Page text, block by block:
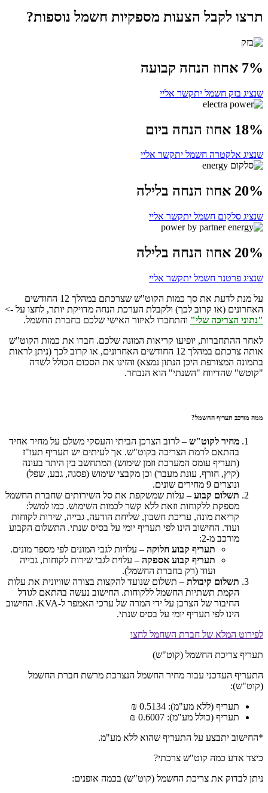
תרצו לקבל הצעות מספקיות חשמל נוספות?
7% אחוז הנחה קבועה
שנציג בזק חשמל יתקשר אליי
18% אחוז הנחה ביום
שנציג אלקטרה חשמל יתקשר אליי
20% אחוז הנחה בלילה
שנציג סלקום חשמל יתקשר אליי
20% אחוז הנחה בלילה
שנציג פרטנר חשמל יתקשר אליי
על מנת לדעת את סך כמות הקוט"ש שצרכתם במהלך 12 החודשים
האחרונים (או קרוב לכך) ולקבלת הערכת הנחה מדויקת יותר, לחצו על ->
"נתוני הצריכה שלי" והתחברו לאיזור האישי שלכם בחברת החשמל.
לאחר ההתחברות, יופיעו קריאות המונה שלכם. חברו את כמות הקוט"ש
אותה צרכתם במהלך 12 החודשים האחרונים, או קרוב לכך (ניתן לראות
בתמונה המצורפת היכן הנתון נמצא) והזינו את הסכום הכולל לשדה
"קוטש" שהדיווח "השנתי" הוא הנבחר.
ממה מורכב תעריף החשמל?
מחיר לקוט"ש – לרוב הצרכן הביתי והעסקי משלם על מחיר אחיד
בהתאם לרמת הצריכה בקוט"ש. אך לעיתים יש תעריף תעו"ז
(תעריף עומס המערכת וזמן שימוש) המתחשב בין היתר בעונה
(קיץ, חורף, עונת מעבר) וכן מקבצי שימוש (פסגה, גבע, שפל)
ונוצרים 9 מחירים שונים.
תשלום קבוע – עלות שמשקפת את סל השירותים שחברת החשמל
מספקת ללקוחות וזאת ללא קשר לכמות השימוש. כמו למשל:
קריאת מונה, עריכת חשבון, שליחת הודעה, גבייה, שירות לקוחות
ועוד. החישוב הינו לפי תעריף יומי על בסיס שנתי. התשלום הקבוע
מורכב מ-2:
תעריף קבוע חלוקה – עלויות לגבי המונים לפי מספר מונים.
תעריף קבוע אספקה – עלוית לגבי שירות לקוחות, גבייה
ועוד (רק בחברת החשמל).
תשלום קיבולת – תשלום שנועד להקצות בצורה שוויונית את עלות
הקמת תשתיות החשמל ללקוחות. החישוב נעשה בהתאם לגודל
החיבור של הצרכן על ידי המרה של ערכי האמפר ל-KVA. החישוב
הינו לפי תעריף יומי על בסיס שנתי.
לפירוט המלא של חברת השחמל לחצו
תעריף צריכת החשמל (קוט"ש)
התעריף העדכני עבור מחיר החשמל הנצרכת מרשת חברת החשמל
(קוט"ש):
תעריף (ללא מע"מ): 0.5134 ₪
תעריף (כולל מע"מ): 0.6007 ₪
*החישוב יתבצע על התעריף שהוא ללא מע"מ.
כיצד אדע כמה קוט"ש צרכתי?
ניתן לבדוק את צריכת החשמל (קוט"ש) בכמה אופנים: